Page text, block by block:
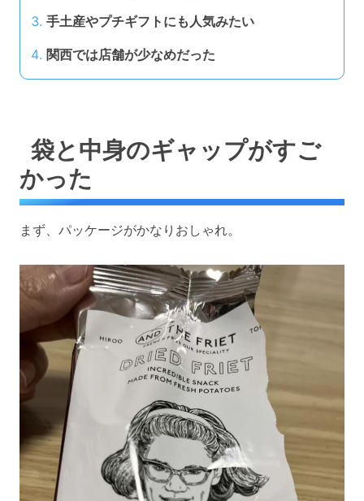
手土産やプチギフトにも人気みたい
関西では店舗が少なめだった
袋と中身のギャップがすご
かった
まず、パッケージがかなりおしゃれ。